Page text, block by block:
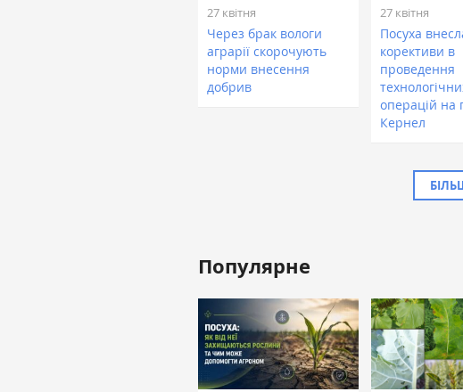
27 квітня
Через брак вологи
аграрії скорочують
норми внесення
добрив
27 квітня
Посуха
корективи в
проведення
операцій на
Кернел
Популярне